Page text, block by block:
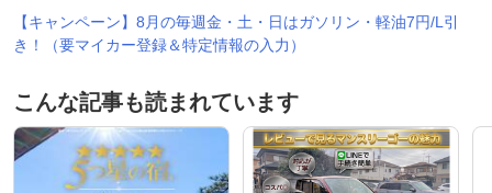
【キャンペーン】8月の毎週金・土・日はガソリン・軽油7円/L引
き！（要マイカー登録＆特定情報の入力）
こんな記事も読まれています